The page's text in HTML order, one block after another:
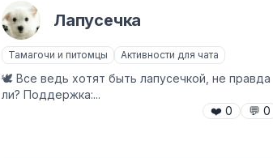
AI Персонажи
Лапусечка
Тамагочи и питомцы Активности для чата
🕊 Все ведь хотят быть лапусечкой, не правда
ли? Поддержка:...
❤️ 0 💬 0